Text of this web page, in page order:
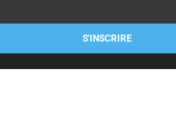
S'INSCRIRE